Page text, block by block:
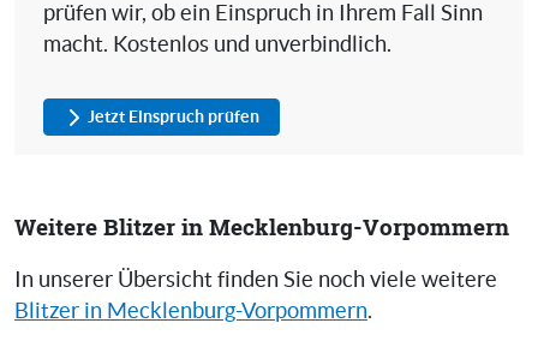
prüfen wir, ob ein Einspruch in Ihrem Fall Sinn
macht. Kostenlos und unverbindlich.
Jetzt Einspruch prüfen
Weitere Blitzer in Mecklenburg-Vorpommern
In unserer Übersicht finden Sie noch viele weitere
Blitzer in Mecklenburg-Vorpommern.